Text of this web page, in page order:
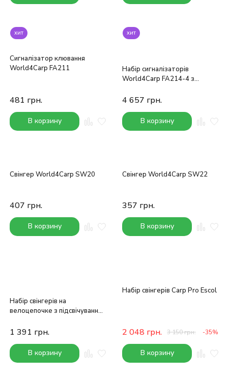
хит
Сигналізатор клювання
World4Carp FA211
481 грн.
В корзину
хит
Набір сигналізаторів
World4Carp FA214-4 з
4 657 грн.
В корзину
Свінгер World4Carp SW20
407 грн.
В корзину
Свінгер World4Carp SW22
357 грн.
В корзину
Набір свінгерів на
велоцепочке з підсвічуванням
1 391 грн.
В корзину
Набір свінгерів Carp Pro Escol
2 048 грн. 3 150грн. -35%
В корзину